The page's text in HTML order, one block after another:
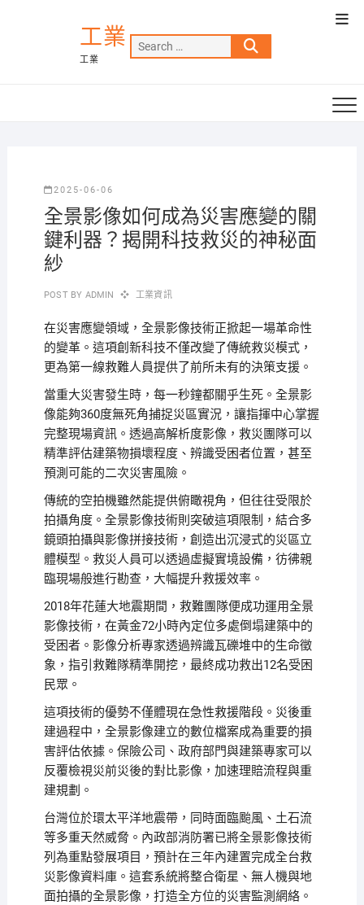
工業
工業
Search
…
2025-06-06
全景影像如何成為災害應變的關
鍵利器？揭開科技救災的神秘面
紗
POST BY ADMIN 工業資訊
在災害應變領域，全景影像技術正掀起一場革命性
的變革。這項創新科技不僅改變了傳統救災模式，
更為第一線救難人員提供了前所未有的決策支援。
當重大災害發生時，每一秒鐘都關乎生死。全景影
像能夠360度無死角捕捉災區實況，讓指揮中心掌握
完整現場資訊。透過高解析度影像，救災團隊可以
精準評估建築物損壞程度、辨識受困者位置，甚至
預測可能的二次災害風險。
傳統的空拍機雖然能提供俯瞰視角，但往往受限於
拍攝角度。全景影像技術則突破這項限制，結合多
鏡頭拍攝與影像拼接技術，創造出沉浸式的災區立
體模型。救災人員可以透過虛擬實境設備，彷彿親
臨現場般進行勘查，大幅提升救援效率。
2018年花蓮大地震期間，救難團隊便成功運用全景
影像技術，在黃金72小時內定位多處倒塌建築中的
受困者。影像分析專家透過辨識瓦礫堆中的生命徵
象，指引救難隊精準開挖，最終成功救出12名受困
民眾。
這項技術的優勢不僅體現在急性救援階段。災後重
建過程中，全景影像建立的數位檔案成為重要的損
害評估依據。保險公司、政府部門與建築專家可以
反覆檢視災前災後的對比影像，加速理賠流程與重
建規劃。
台灣位於環太平洋地震帶，同時面臨颱風、土石流
等多重天然威脅。內政部消防署已將全景影像技術
列為重點發展項目，預計在三年內建置完成全台救
災影像資料庫。這套系統將整合衛星、無人機與地
面拍攝的全景影像，打造全方位的災害監測網絡。